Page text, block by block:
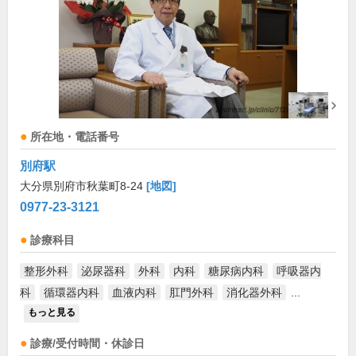
所在地・電話番号
別府駅
大分県別府市秋葉町8-24 [地図]
0977-23-3121
診療科目
整形外科 泌尿器科 外科 内科 糖尿病内科
呼吸器内
科
循環器内科 血液内科 肛門外科 消化器外科
もっと見る
診療/受付時間・休診日